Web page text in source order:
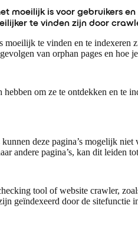
moeilijk is voor gebruikers
te vinden zijn door
moeilijk te vinden en te indexeren
van orphan pages en hoe
om ze te ontdekken en te
deze pagina’s mogelijk
andere pagina’s, kan dit leiden
tool of website crawler,
geïndexeerd door de sitefunctie